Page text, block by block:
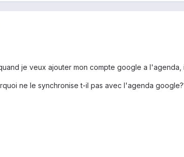
je veux ajouter mon compte google a l'agenda,
ne le synchronise t-il pas avec l'agenda